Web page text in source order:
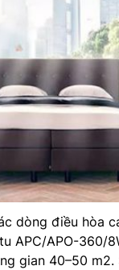
dòng điều hòa
APC/APO-360/
gian 40–50